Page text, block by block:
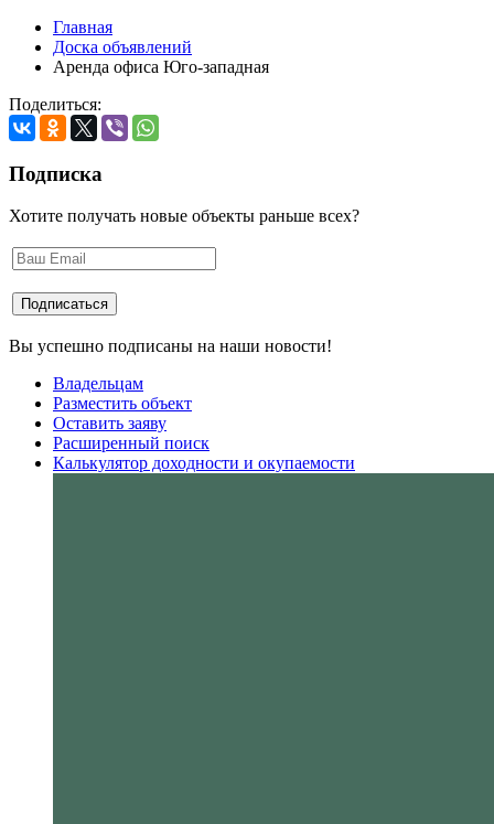
Главная
Доска объявлений
Аренда офиса Юго-западная
Поделиться:
Подписка
Хотите получать новые объекты раньше всех?
Вы успешно подписаны на наши новости!
Владельцам
Разместить объект
Оставить заяву
Расширенный поиск
Калькулятор доходности и окупаемости